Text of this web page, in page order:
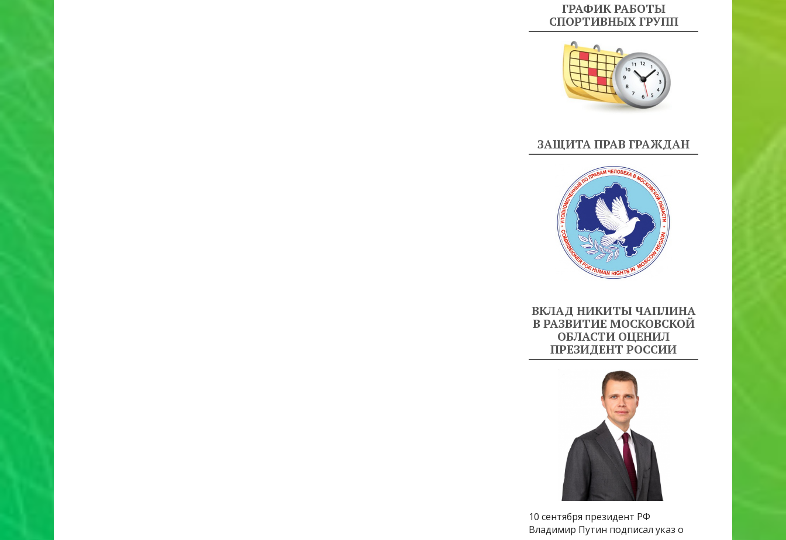
ГРАФИК РАБОТЫ
СПОРТИВНЫХ ГРУПП
ЗАЩИТА ПРАВ ГРАЖДАН
ВКЛАД НИКИТЫ ЧАПЛИНА
В РАЗВИТИЕ МОСКОВСКОЙ
ОБЛАСТИ ОЦЕНИЛ
ПРЕЗИДЕНТ РОССИИ
10 сентября президент РФ
Владимир Путин подписал указ о